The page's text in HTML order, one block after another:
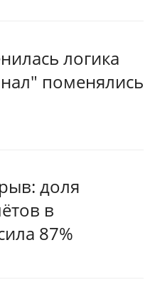
логика
поменялись
доля
в
87%